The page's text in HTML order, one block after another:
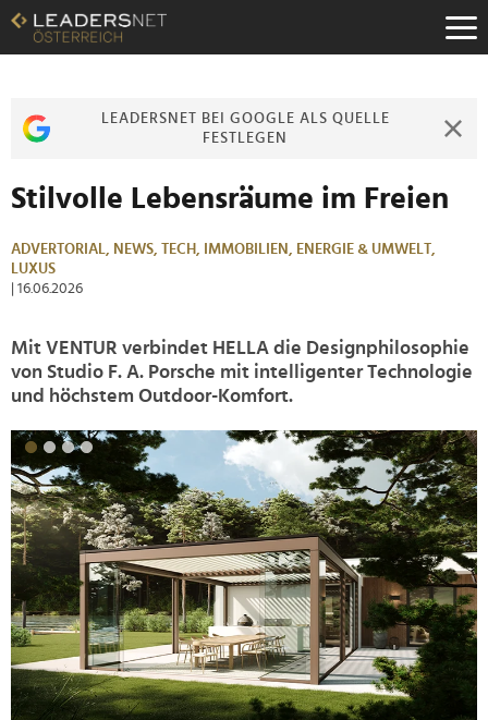
Zum
Inhalt
Zur
Zur
LEADERSNET BEI GOOGLE ALS QUELLE
FESTLEGEN
Stilvolle Lebensräume im Freien
ADVERTORIAL, NEWS, TECH, IMMOBILIEN, ENERGIE & UMWELT,
LUXUS
| 16.06.2026
Mit VENTUR verbindet HELLA die Designphilosophie
von Studio F. A. Porsche mit intelligenter Technologie
und höchstem Outdoor-Komfort.
>